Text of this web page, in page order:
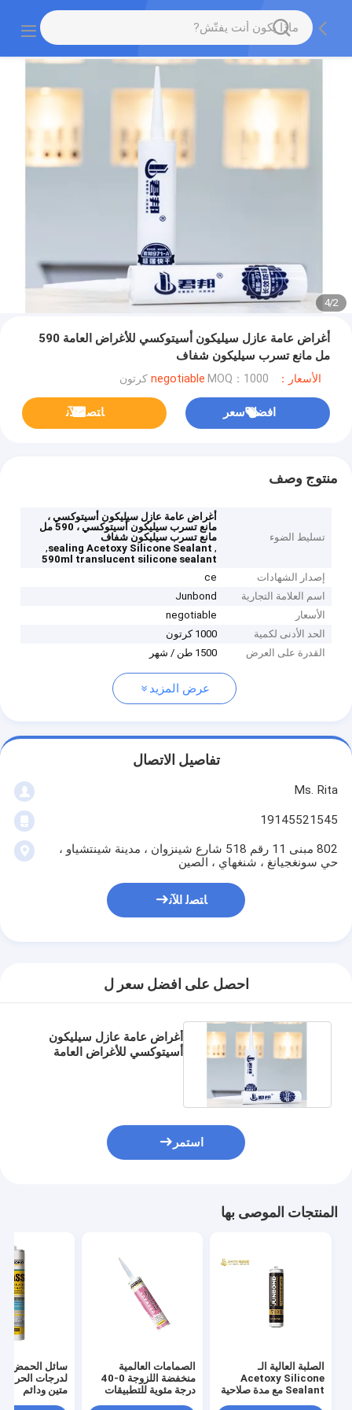
2
/
4
أغراض عامة عازل سيليكون أسيتوكسي للأغراض العامة 590
مل مانع تسرب سيليكون شفاف
الأسعار：negotiable MOQ：1000 كرتون
افضل سعر ﺎﺘﺼﻟ ﺍﻶﻧ
منتوج وصف
تسليط الضوء
أغراض عامة عازل سيليكون أسيتوكسي ،
مانع تسرب سيليكون أسيتوكسي ، 590 مل
مانع تسرب سيليكون شفاف
,
sealing Acetoxy Silicone Sealant
,
590ml translucent silicone sealant
إصدار الشهادات
ce
اسم العلامة التجارية
Junbond
الأسعار
negotiable
الحد الأدنى لكمية
1000 كرتون
القدرة على العرض
1500 طن / شهر
عرض المزيد
تفاصيل الاتصال
Ms. Rita
19145521545
802 مبنى 11 رقم 518 شارع شينزوان ، مدينة شينتشياو ،
حي سونغجيانغ ، شنغهاي ، الصين
ﺎﺘﺼﻟ ﺍﻶﻧ
احصل على افضل سعر ل
أغراض عامة عازل سيليكون
أسيتوكسي للأغراض العامة
استمر
المنتجات الموصى بها
الصلبة العالية الـ
Acetoxy Silicone
Sealant مع مدة صلاحية
الصمامات العالمية
منخفضة اللزوجة 0-40
درجة مئوية للتطبيقات
سائل الحمض
لدرجات الحرارة
متين ودائم